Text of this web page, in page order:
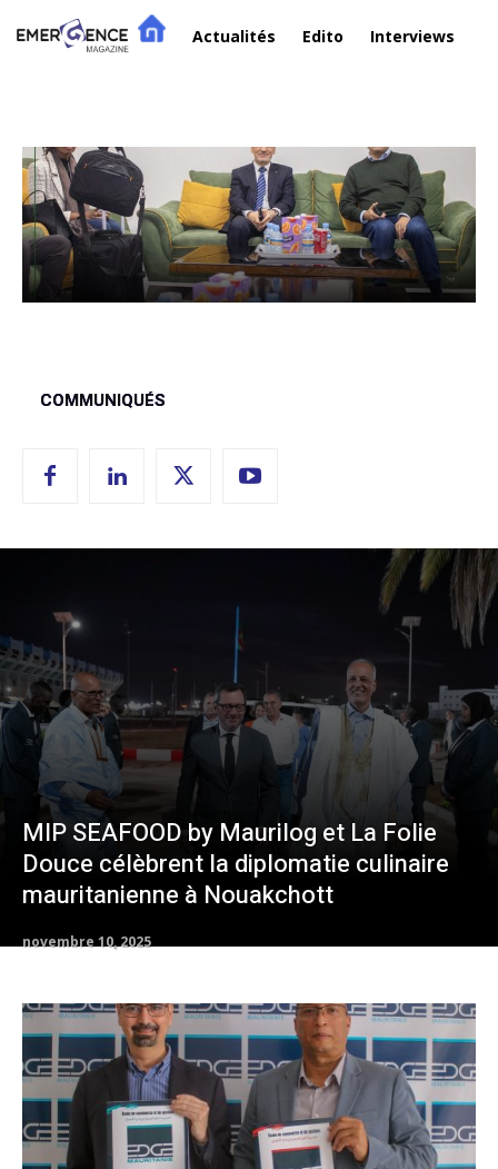
Actualités Edito Interviews
COMMUNIQUÉS
MIP SEAFOOD by Maurilog et La Folie
Douce célèbrent la diplomatie culinaire
mauritanienne à Nouakchott
novembre 10, 2025